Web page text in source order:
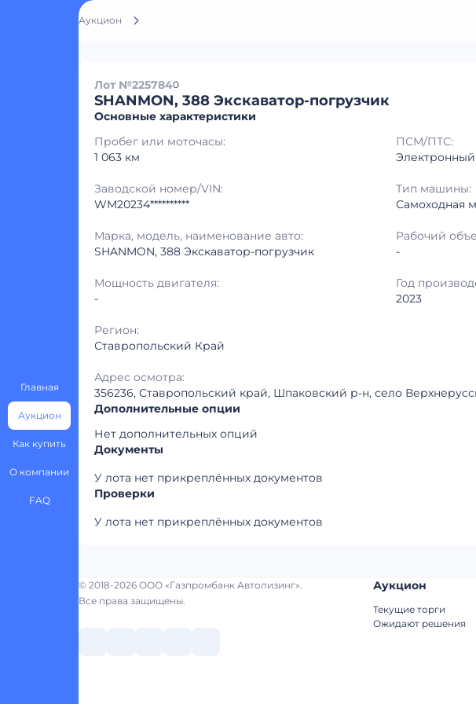
Главная
Аукцион
Как купить
О компании
FAQ
Аукцион
Лот №2257840
SHANMON, 388 Экскаватор-погрузчик
Основные характеристики
Пробег или моточасы:
1 063 км
ПСМ/ПТС:
Электронный
Заводской номер/VIN:
WM20234**********
Тип машины:
Самоходная
Марка, модель, наименование авто:
SHANMON, 388 Экскаватор-погрузчик
Рабочий
-
Мощность двигателя:
-
Год
2023
Регион:
Ставропольский Край
Адрес осмотра:
356236, Ставропольский край, Шпаковский р-н, село
Дополнительные опции
Нет дополнительных опций
Документы
У лота нет прикреплённых документов
Проверки
У лота нет прикреплённых документов
© 2018-2026 ООО «Газпромбанк Автолизинг».
Все права защищены.
Аукцион
Текущие торги
Ожидают решения